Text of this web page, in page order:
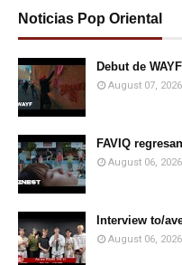
Noticias Pop Oriental
Debut de
August 07, 2026
FAVIQ
August 06, 2026
Interview to/
August 06, 2026